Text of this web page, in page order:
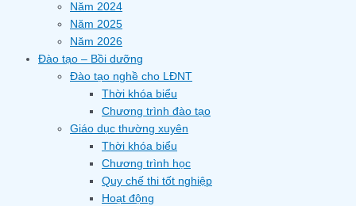
Năm 2024
Năm 2025
Năm 2026
Đào tạo – Bồi dưỡng
Đào tạo nghề cho LĐNT
Thời khóa biểu
Chương trình đào tạo
Giáo dục thường xuyên
Thời khóa biểu
Chương trình học
Quy chế thi tốt nghiệp
Hoạt động